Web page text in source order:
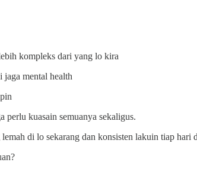
kompleks dari yang lo kira
jaga mental health
kuasain semuanya sekaligus.
di lo sekarang dan konsisten lakuin tiap